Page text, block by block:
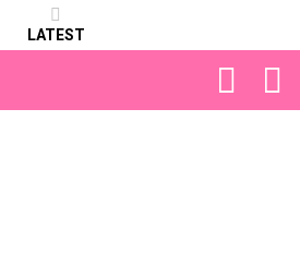
LATEST